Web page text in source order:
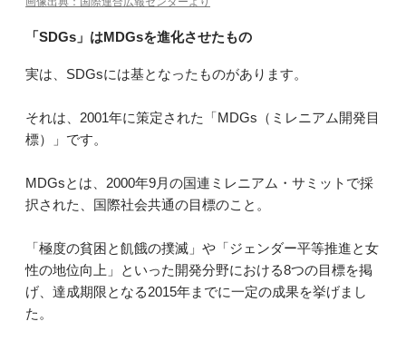
「SDGs」はMDGsを進化させたもの
実は、SDGsには基となったものがあります。
それは、2001年に策定された「MDGs（ミレニアム開発目
標）」です。
MDGsとは、2000年9月の国連ミレニアム・サミットで採
択された、国際社会共通の目標のこと。
「極度の貧困と飢餓の撲滅」や「ジェンダー平等推進と女
性の地位向上」といった開発分野における8つの目標を掲
げ、達成期限となる2015年までに一定の成果を挙げまし
た。